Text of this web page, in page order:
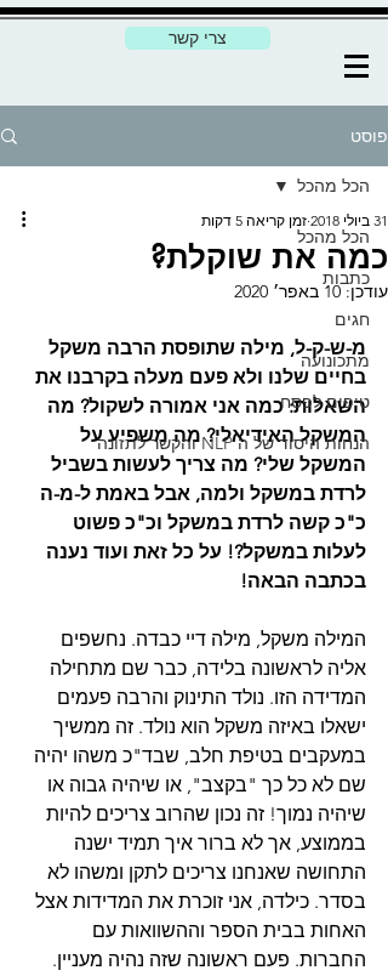
צרי קשר
פוסט
הכל מהכל
כתבות
חגים
מתכונועה
טיפים לפסח
הנחות היסוד של ה NLP והקשר לתזונה
הכל מהכל
כמה את שוקלת?
31 ביולי 2018 זמן קריאה 5 דקות
עודכן:10 באפר׳ 2020
מ-ש-ק-ל, מילה שתופסת הרבה משקל
בחיים שלנו ולא פעם מעלה בקרבנו את
השאלות: כמה אני אמורה לשקול? מה
המשקל האידיאלי? מה משפיע על
המשקל שלי? מה צריך לעשות בשביל
לרדת במשקל ולמה, אבל באמת ל-מ-ה
כ"כ קשה לרדת במשקל וכ"כ פשוט
לעלות במשקל?! על כל זאת ועוד נענה
בכתבה הבאה!
המילה משקל, מילה דיי כבדה. נחשפים
אליה לראשונה בלידה, כבר שם מתחילה
המדידה הזו. נולד התינוק והרבה פעמים
ישאלו באיזה משקל הוא נולד. זה ממשיך
במעקבים בטיפת חלב, שבד"כ משהו יהיה
שם לא כל כך "בקצב", או שיהיה גבוה או
שיהיה נמוך! זה נכון שהרוב צריכים להיות
בממוצע, אך לא ברור איך תמיד ישנה
התחושה שאנחנו צריכים לתקן ומשהו לא
בסדר. כילדה, אני זוכרת את המדידות אצל
האחות בבית הספר וההשוואות עם
החברות. פעם ראשונה שזה נהיה מעניין.